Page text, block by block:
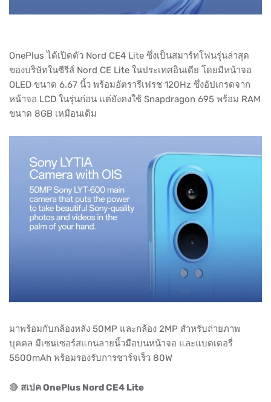
OnePlus ได้เปิดตัว Nord CE4 Lite ซึ่งเป็นสมาร์ทโฟนรุ่นล่าสุด
ของบริษัทในซีรีส์ Nord CE Lite ในประเทศอินเดีย โดยมีหน้าจอ
OLED ขนาด 6.67 นิ้ว พร้อมอัตรารีเฟรช 120Hz ซึ่งอัปเกรดจาก
หน้าจอ LCD ในรุ่นก่อน แต่ยังคงใช้ Snapdragon 695 พร้อม RAM
ขนาด 8GB เหมือนเดิม
มาพร้อมกับกล้องหลัง 50MP และกล้อง 2MP สำหรับถ่ายภาพ
บุคคล มีเซนเซอร์สแกนลายนิ้วมือบนหน้าจอ และแบตเตอรี่
5500mAh พร้อมรองรับการชาร์จเร็ว 80W
🔴 สเปค OnePlus Nord CE4 Lite